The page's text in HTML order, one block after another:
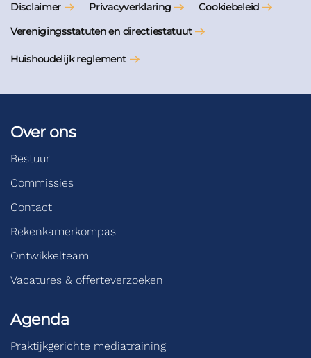
Disclaimer Privacyverklaring
Cookiebeleid
Verenigingsstatuten en directiestatuut
Huishoudelijk reglement
Over ons
Bestuur
Commissies
Contact
Rekenkamerkompas
Ontwikkelteam
Vacatures & offerteverzoeken
Agenda
Praktijkgerichte mediatraining